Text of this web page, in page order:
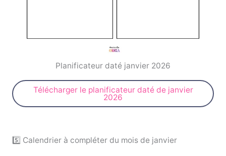
Planificateur daté janvier 2026
Télécharger le planificateur daté de janvier
2026
5️⃣ Calendrier à compléter du mois de janvier